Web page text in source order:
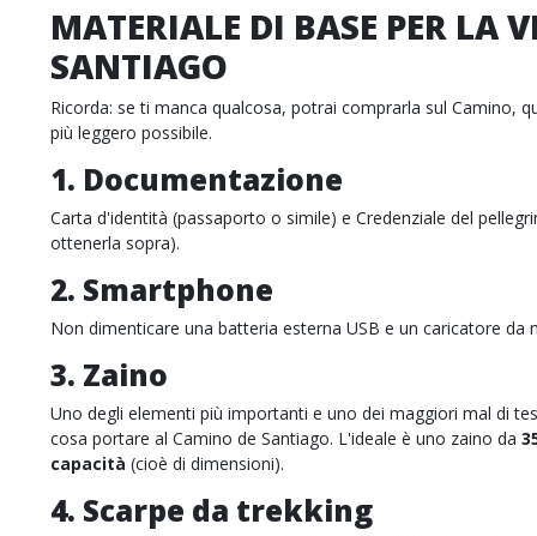
MATERIALE DI BASE PER LA
SANTIAGO
Ricorda: se ti manca qualcosa, potrai comprarla sul Camino,
più leggero possibile.
1. Documentazione
Carta d'identità (passaporto o simile) e Credenziale del
ottenerla sopra).
2. Smartphone
Non dimenticare una batteria esterna USB e un caricatore da
3. Zaino
Uno degli elementi più importanti e uno dei maggiori mal di
cosa portare al Camino de Santiago. L'ideale è uno zaino da
capacità (cioè di dimensioni).
4. Scarpe da trekking